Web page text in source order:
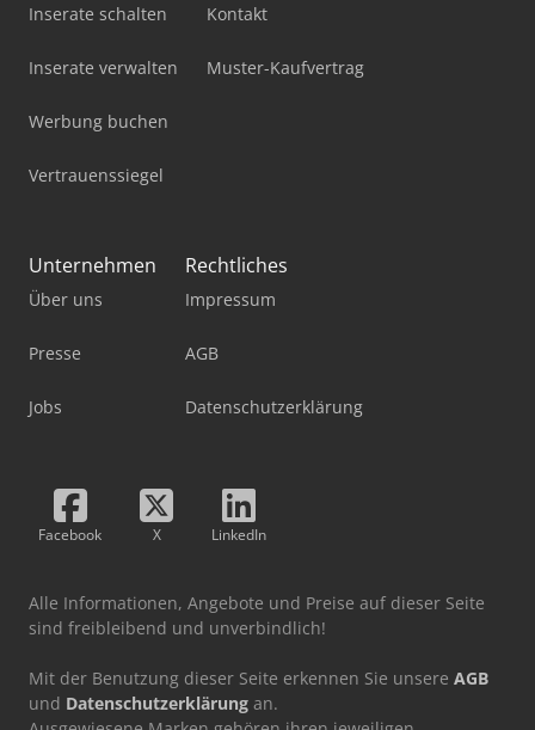
Inserate schalten
Inserate verwalten
Werbung buchen
Vertrauenssiegel
Kontakt
Muster-Kaufvertrag
Unternehmen
Über uns
Presse
Jobs
Rechtliches
Impressum
AGB
Datenschutzerklärung
Facebook X LinkedIn
Alle Informationen, Angebote und Preise auf dieser Seite
sind freibleibend und unverbindlich!
Mit der Benutzung dieser Seite erkennen Sie unsere AGB
und Datenschutzerklärung an.